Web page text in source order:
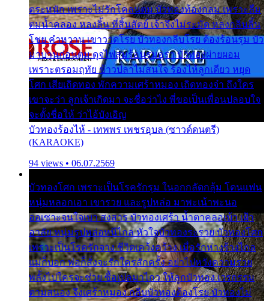
ตระหนัก เพราะไม่รักโคลนตม บัวทองท้องกลม เพราะลืม
ตมน้ำคลอง หลงลิ้น ที่สิ้นสัตย์ เจ้าจึงไม่ระมัด หลงกลิ่นลิ้น
โชย คำหวาน เขาวาดโรย บัวทองกลีบโรย ต้องร้อนรุม บัว
มาบานก่อนตูม ดุจไฟสุมร้อนรุมอุรา บัวทองผ่ายผอม
เพราะตรอมฤทัย ข้าวปลาไม่สนใจ ร้องไห้ลูกเดียว หยุด
โศก เสียเถิดทอง พักความเศร้าหมอง เถิดทองจ๋า ถึงใคร
เขาจะว่า ลูกเจ้าเกิดมา จะชื่อว่าไง พี่ขอเป็นเพื่อนปลอบใจ
จะตั้งชื่อให้ ว่าไอ้บังเอิญ
บัวทองร้องไห้ - เทพพร เพชรอุบล (ซาวด์ดนตรี)
(KARAOKE)
94 views • 06.07.2569
บัวทองโศก เพราะเป็นโรครักรุม ในอกกลัดกลุ้ม โดนแฟน
หนุ่มหลอกเอา เขารวย และรูปหล่อ มาพะเน้าพะนอ
ออเซาะจนใจเบา สงสาร บัวทองเศร้า น้ำตาคลอเบ้า เฝ้า
อาลัย หนุ่มรูปหล่อหนีไกล หัวใจบัวทองระรวย บัวทองโศก
เพราะเป็นโรครักจาง ชีวิตเคว้งคว้าง เมื่อรักห่างร้างไกล
แม่ก็บอก พ่อก็สั่งจะรักใครสักครั้ง อย่าไปหวังความรวย
พลั้งไปใครจะช่วย ซื้อเปลมาไกว ให้ลูกบัวทอง เวรกรรม
ตามสนอง จึงเศร้าหมอง กลีบบัวทองต้องโรย บัวทองไม่